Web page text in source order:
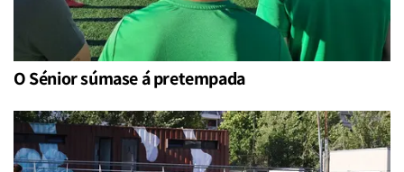
O Sénior súmase á pretempada